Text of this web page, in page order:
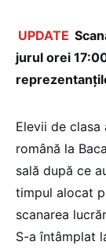
UPDATE
jurul orei
Elevii de clasa
română la
sală după ce
timpul alocat
scanarea
S-a întâmplat